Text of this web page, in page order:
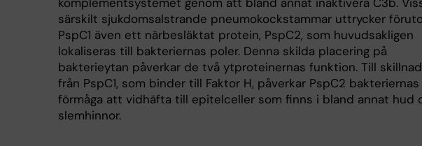
särskilt sjukdomsalstrande pneumokockstammar uttrycker
PspC1 även ett närbesläktat protein, PspC2, som huvudsakligen
lokaliseras till bakteriernas poler. Denna skilda placering på
bakterieytan påverkar de två ytproteinernas funktion. Till skillnad
från PspC1, som binder till Faktor H, påverkar PspC2 bakteriernas
förmåga att vidhäfta till epitelceller som finns i bland annat hud
slemhinnor.